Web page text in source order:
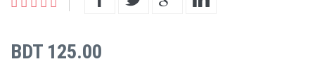
BDT 125.00